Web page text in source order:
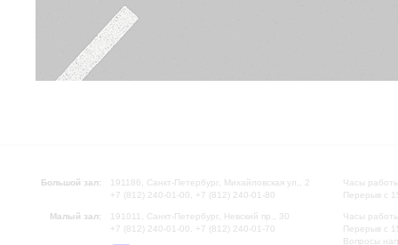
Большой зал:
191186, Санкт-Петербург, Михайловская ул., 2
+7 (812) 240-01-00, +7 (812) 240-01-80
Малый зал:
191011, Санкт-Петербург, Невский пр., 30
+7 (812) 240-01-00, +7 (812) 240-01-70
Часы
Перерыв с
Часы
Перерыв с
Вопросы